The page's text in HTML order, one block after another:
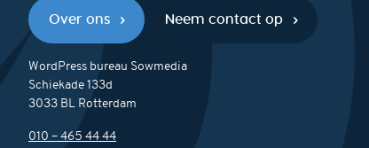
Over ons Neem contact op
WordPress bureau Sowmedia
Schiekade 133d
3033 BL Rotterdam
010 – 465 44 44